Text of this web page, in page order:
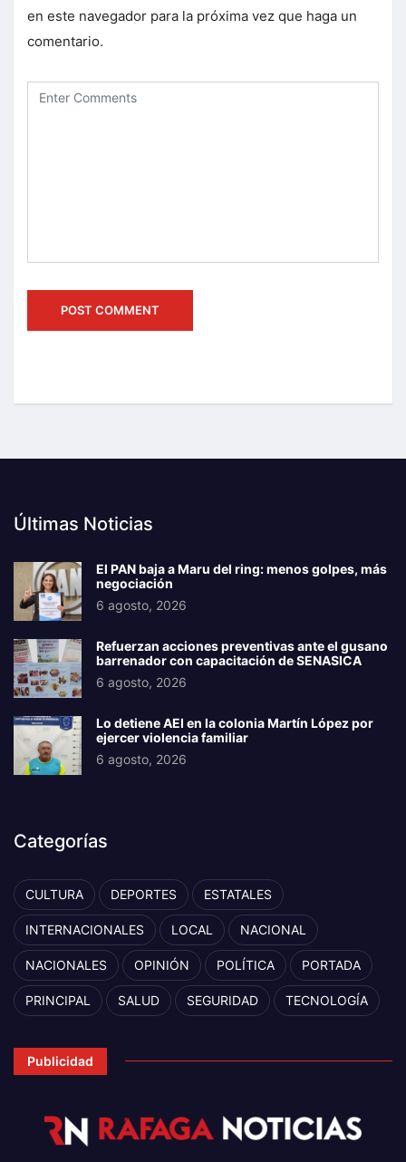
en este navegador para la próxima vez que haga un
comentario.
Últimas Noticias
El PAN baja a Maru del ring: menos golpes, más
negociación
6 agosto, 2026
Refuerzan acciones preventivas ante el gusano
barrenador con capacitación de SENASICA
6 agosto, 2026
Lo detiene AEI en la colonia Martín López por
ejercer violencia familiar
6 agosto, 2026
Categorías
CULTURA DEPORTES ESTATALES
INTERNACIONALES LOCAL NACIONAL
NACIONALES OPINIÓN POLÍTICA PORTADA
PRINCIPAL SALUD SEGURIDAD TECNOLOGÍA
Publicidad